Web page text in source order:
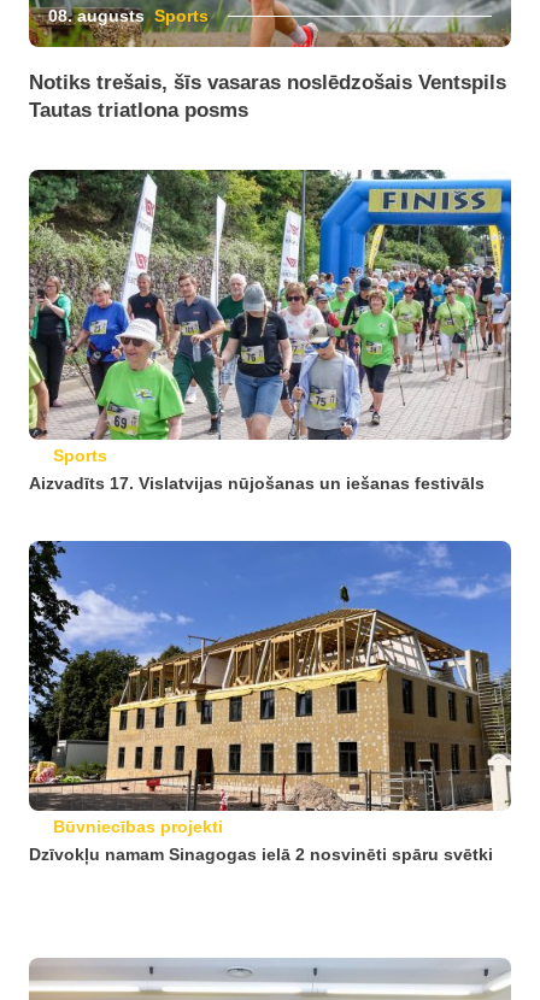
08. augusts Sports
Notiks trešais, šīs vasaras noslēdzošais Ventspils
Tautas triatlona posms
Sports
Aizvadīts 17. Vislatvijas nūjošanas un iešanas festivāls
Būvniecības projekti
Dzīvokļu namam Sinagogas ielā 2 nosvinēti spāru svētki